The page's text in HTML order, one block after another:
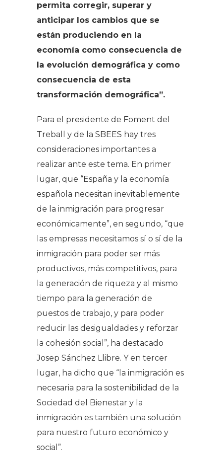
permita corregir, superar y
anticipar los cambios que se
están produciendo en la
economía como consecuencia de
la evolución demográfica y como
consecuencia de esta
transformación demográfica”.
Para el presidente de Foment del
Treball y de la SBEES hay tres
consideraciones importantes a
realizar ante este tema. En primer
lugar, que “España y la economía
española necesitan inevitablemente
de la inmigración para progresar
económicamente”, en segundo, “que
las empresas necesitamos sí o sí de la
inmigración para poder ser más
productivos, más competitivos, para
la generación de riqueza y al mismo
tiempo para la generación de
puestos de trabajo, y para poder
reducir las desigualdades y reforzar
la cohesión social”, ha destacado
Josep Sánchez Llibre. Y en tercer
lugar, ha dicho que “la inmigración es
necesaria para la sostenibilidad de la
Sociedad del Bienestar y la
inmigración es también una solución
para nuestro futuro económico y
social”.